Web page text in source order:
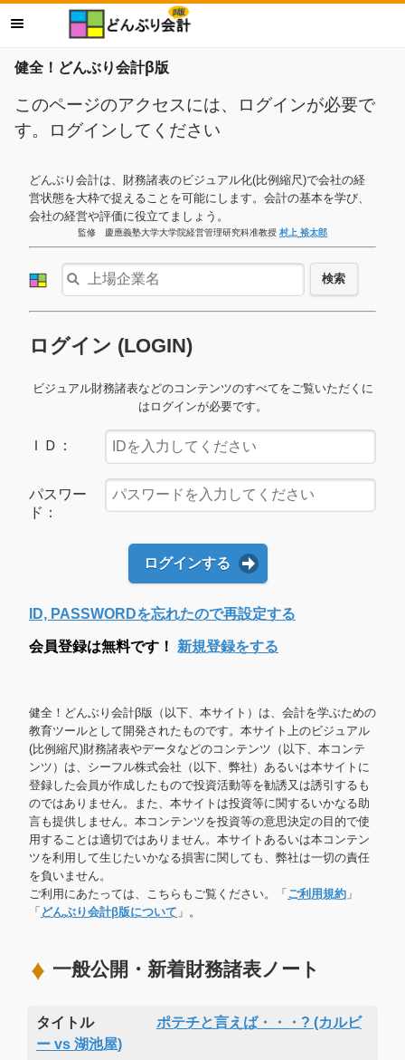
健全！どんぶり会計β版
このページのアクセスには、ログインが必要で
す。ログインしてください
どんぶり会計は、財務諸表のビジュアル化(比例縮尺)で会社の経
営状態を大枠で捉えることを可能にします。会計の基本を学び、
会社の経営や評価に役立てましょう。
監修 慶應義塾大学大学院経営管理研究科准教授 村上 裕太郎
検索
ログイン (LOGIN)
ビジュアル財務諸表などのコンテンツのすべてをご覧いただくに
はログインが必要です。
ＩＤ：
パスワー
ド：
ログインする
ID, PASSWORDを忘れたので再設定する
会員登録は無料です！ 新規登録をする
健全！どんぶり会計β版（以下、本サイト）は、会計を学ぶための
教育ツールとして開発されたものです。本サイト上のビジュアル
(比例縮尺)財務諸表やデータなどのコンテンツ（以下、本コンテ
ンツ）は、シーフル株式会社（以下、弊社）あるいは本サイトに
登録した会員が作成したもので投資活動等を勧誘又は誘引するも
のではありません。また、本サイトは投資等に関するいかなる助
言も提供しません。本コンテンツを投資等の意思決定の目的で使
用することは適切ではありません。本サイトあるいは本コンテン
ツを利用して生じたいかなる損害に関しても、弊社は一切の責任
を負いません。
ご利用にあたっては、こちらもご覧ください。「 ご利用規約 」
「 どんぶり会計β版について 」。
一般公開・新着財務諸表ノート
タイトル
ポテチと言えば・・・? (カルビ
ー vs 湖池屋)